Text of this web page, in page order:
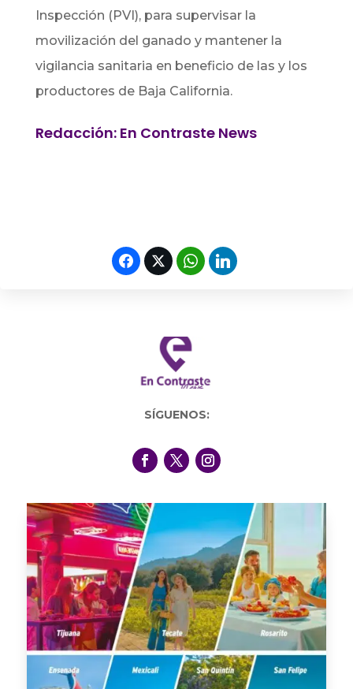
Inspección (PVI), para supervisar la
movilización del ganado y mantener la
vigilancia sanitaria en beneficio de las y los
productores de Baja California.
Redacción: En Contraste News
SÍGUENOS: